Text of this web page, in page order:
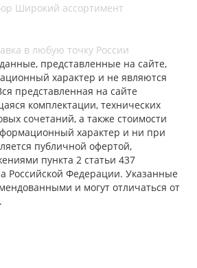
Широкий ассортимент
в любую точку России
представленные на сайте,
характер и не являются
представленная на сайте
комплектации, технических
сочетаний, а также стоимости
характер и ни при
публичной офертой,
пункта 2 статьи 437
Российской Федерации. Указанные
и могут отличаться от